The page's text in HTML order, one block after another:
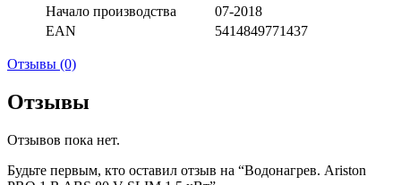
Начало производства
07-2018
EAN
5414849771437
Отзывы (0)
Отзывы
Отзывов пока нет.
Будьте первым, кто оставил отзыв на “Водонагрев. Ariston